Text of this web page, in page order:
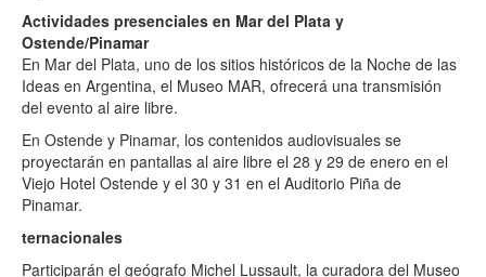
Actividades presenciales en Mar del Plata y
Ostende/Pinamar
En Mar del Plata, uno de los sitios históricos de la Noche de las
Ideas en Argentina, el Museo MAR, ofrecerá una transmisión
del evento al aire libre.
En Ostende y Pinamar, los contenidos audiovisuales se
proyectarán en pantallas al aire libre el 28 y 29 de enero en el
Viejo Hotel Ostende y el 30 y 31 en el Auditorio Piña de
Pinamar.
ternacionales
Participarán el geógrafo Michel Lussault, la curadora del Museo